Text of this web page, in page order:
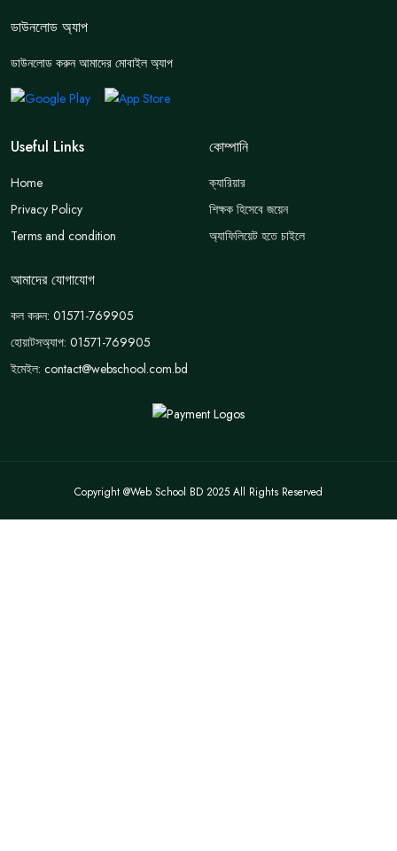
Useful Links
Home
Privacy Policy
Terms and condition
কোম্পানি
ক্যারিয়ার
শিক্ষক হিসেবে জয়েন
অ্যাফিলিয়েট হতে চাইলে
আমাদের যোগাযোগ
কল করুন: 01571-769905
হোয়াটসঅ্যাপ: 01571-769905
ইমেইল: contact@webschool.com.bd
ডাউনলোড অ্যাপ
ডাউনলোড করুন আমাদের মোবাইল অ্যাপ
Copyright @Web School BD 2025 All Rights Reserved